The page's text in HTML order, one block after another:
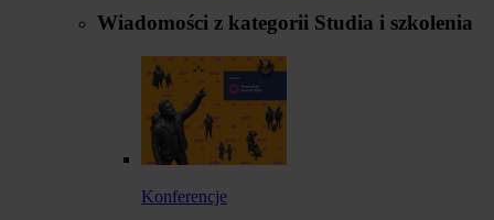
Wiadomości z kategorii Studia i szkolenia
Konferencje